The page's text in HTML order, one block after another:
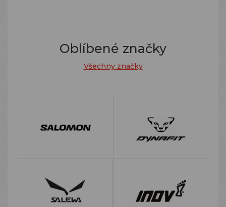
Oblíbené značky
Všechny značky